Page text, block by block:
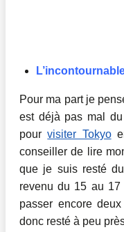
Pour ma part je
est déjà pas mal
pourvisiter Tokyo
conseiller de lire
que je suis resté
revenu du 15 au 17
passer encore
donc resté à peu